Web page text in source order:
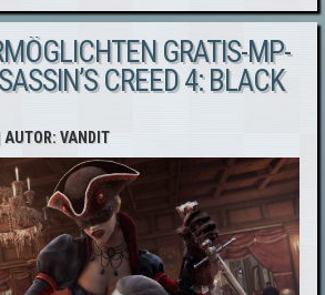
sofort
GRATIS-MP-
CREED 4: BLACK
VANDIT